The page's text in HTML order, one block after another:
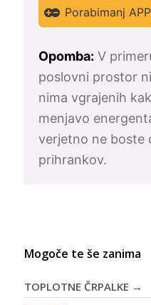
Porabimanj APP
Opomba: V
poslovni prostor
nima vgrajenih
menjavo
verjetno ne boste
prihrankov.
Mogoče te še zanima
TOPLOTNE ČRPALKE →